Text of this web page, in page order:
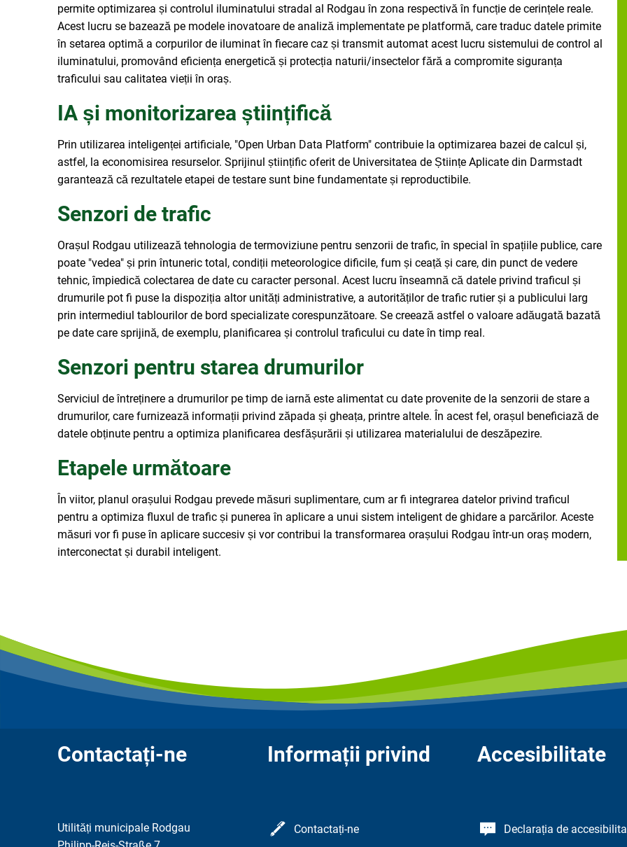
permite optimizarea și controlul iluminatului stradal al Rodgau în zona respectivă în funcție de cerințele reale.
Acest lucru se bazează pe modele inovatoare de analiză implementate pe platformă, care traduc datele primite
în setarea optimă a corpurilor de iluminat în fiecare caz și transmit automat acest lucru sistemului de control al
iluminatului, promovând eficiența energetică și protecția naturii/insectelor fără a compromite siguranța
traficului sau calitatea vieții în oraș.
IA și monitorizarea științifică
Prin utilizarea inteligenței artificiale, "Open Urban Data Platform" contribuie la optimizarea bazei de calcul și,
astfel, la economisirea resurselor. Sprijinul științific oferit de Universitatea de Științe Aplicate din Darmstadt
garantează că rezultatele etapei de testare sunt bine fundamentate și reproductibile.
Senzori de trafic
Orașul Rodgau utilizează tehnologia de termoviziune pentru senzorii de trafic, în special în spațiile publice, care
poate "vedea" și prin întuneric total, condiții meteorologice dificile, fum și ceață și care, din punct de vedere
tehnic, împiedică colectarea de date cu caracter personal. Acest lucru înseamnă că datele privind traficul și
drumurile pot fi puse la dispoziția altor unități administrative, a autorităților de trafic rutier și a publicului larg
prin intermediul tablourilor de bord specializate corespunzătoare. Se creează astfel o valoare adăugată bazată
pe date care sprijină, de exemplu, planificarea și controlul traficului cu date în timp real.
Senzori pentru starea drumurilor
Serviciul de întreținere a drumurilor pe timp de iarnă este alimentat cu date provenite de la senzorii de stare a
drumurilor, care furnizează informații privind zăpada și gheața, printre altele. În acest fel, orașul beneficiază de
datele obținute pentru a optimiza planificarea desfășurării și utilizarea materialului de deszăpezire.
Etapele următoare
În viitor, planul orașului Rodgau prevede măsuri suplimentare, cum ar fi integrarea datelor privind traficul
pentru a optimiza fluxul de trafic și punerea în aplicare a unui sistem inteligent de ghidare a parcărilor. Aceste
măsuri vor fi puse în aplicare succesiv și vor contribui la transformarea orașului Rodgau într-un oraș modern,
interconectat și durabil inteligent.
Contactați-ne
Utilități municipale Rodgau
Informații privind
Contactați-ne
Accesibilitate
Declarația de